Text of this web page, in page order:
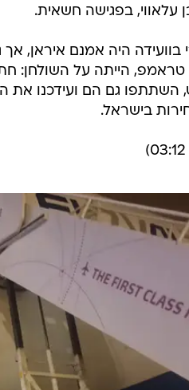
עלאווי, בפגישה חשאית.
בוועידה היה אמנם איראן,
טראמפ, הייתה על השולחן:
השתתפו גם הם ועידכנו
בישראל.